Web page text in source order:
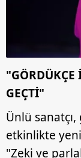
GEÇTİ"
Ünlü
etkinlikte
"Zeki ve